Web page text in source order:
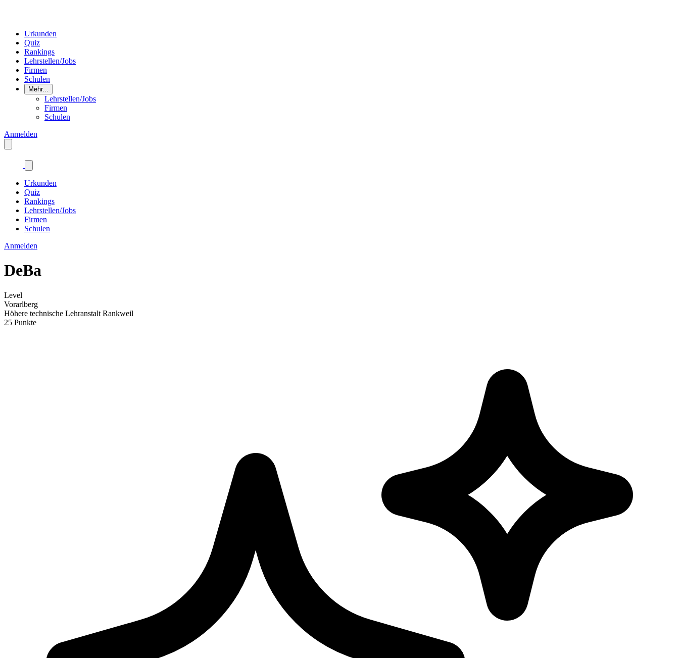
Urkunden
Quiz
Rankings
Lehrstellen/Jobs
Firmen
Schulen
Mehr...
Lehrstellen/Jobs
Firmen
Schulen
Anmelden
Urkunden
Quiz
Rankings
Lehrstellen/Jobs
Firmen
Schulen
Anmelden
DeBa
Level
Vorarlberg
Höhere technische Lehranstalt Rankweil
25 Punkte